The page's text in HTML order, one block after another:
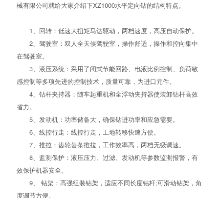
械有限公司就给大家介绍下XZ1000水平定向钻的结构特点。
1、回转：低速大扭矩马达驱动，两档速度，高压自动保护。
2、驾驶室：双人全天候驾驶室，操作舒适，操作和控向集中
在驾驶室。
3、液压系统：采用了闭式节能回路、电液比例控制、负荷敏
感控制等多项先进的控制技术，质量可靠，为进口元件。
4、钻杆夹持器：随车起重机和全浮动夹持器使装卸钻杆高效
省力。
5、发动机：功率储备大，确保钻进功率和应急需要。
6、线控行走：线控行走，工地转移快速方便。
7、推拉：齿轮齿条推拉，工作效率高，两档无级调速。
8、监测保护：液压压力、过滤、发动机等参数监测报警，有
效保护机器安全。
9、 钻架：高强组装钻架，适应不同长度钻杆;可滑动钻架，角
度调节方便。